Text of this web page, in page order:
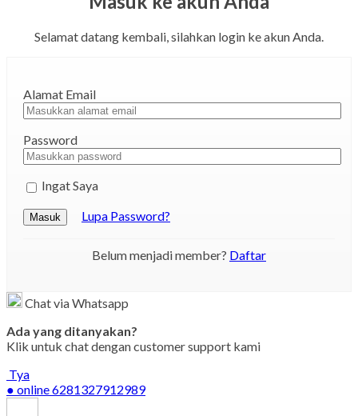
Selamat datang kembali, silahkan login ke akun Anda.
Alamat Email
Password
Ingat Saya
Masuk Lupa Password?
Belum menjadi member? Daftar
Chat via Whatsapp
Ada yang ditanyakan?
Klik untuk chat dengan customer support kami
Tya
● online6281327912989